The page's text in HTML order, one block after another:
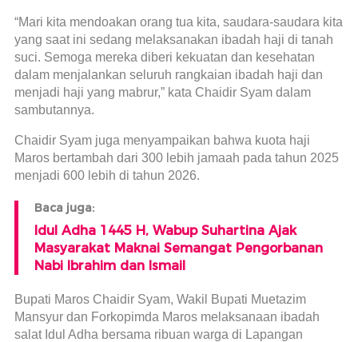
“Mari kita mendoakan orang tua kita, saudara-saudara kita
yang saat ini sedang melaksanakan ibadah haji di tanah
suci. Semoga mereka diberi kekuatan dan kesehatan
dalam menjalankan seluruh rangkaian ibadah haji dan
menjadi haji yang mabrur,” kata Chaidir Syam dalam
sambutannya.
Chaidir Syam juga menyampaikan bahwa kuota haji
Maros bertambah dari 300 lebih jamaah pada tahun 2025
menjadi 600 lebih di tahun 2026.
Baca juga:
Idul Adha 1445 H, Wabup Suhartina Ajak
Masyarakat Maknai Semangat Pengorbanan
Nabi Ibrahim dan Ismail
Bupati Maros Chaidir Syam, Wakil Bupati Muetazim
Mansyur dan Forkopimda Maros melaksanaan ibadah
salat Idul Adha bersama ribuan warga di Lapangan